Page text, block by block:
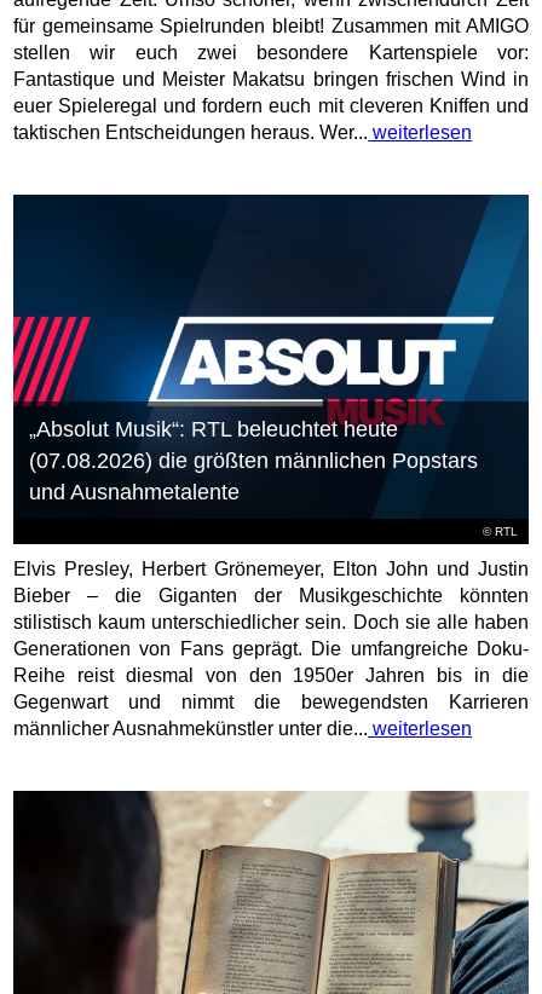
für gemeinsame Spielrunden bleibt! Zusammen mit AMIGO
stellen wir euch zwei besondere Kartenspiele vor:
Fantastique und Meister Makatsu bringen frischen Wind in
euer Spieleregal und fordern euch mit cleveren Kniffen und
taktischen Entscheidungen heraus. Wer... weiterlesen
©RTL
„Absolut Musik“: RTL beleuchtet heute
(07.08.2026) die größten männlichen Popstars
und Ausnahmetalente
Elvis Presley, Herbert Grönemeyer, Elton John und Justin
Bieber – die Giganten der Musikgeschichte könnten
stilistisch kaum unterschiedlicher sein. Doch sie alle haben
Generationen von Fans geprägt. Die umfangreiche Doku-
Reihe reist diesmal von den 1950er Jahren bis in die
Gegenwart und nimmt die bewegendsten Karrieren
männlicher Ausnahmekünstler unter die... weiterlesen